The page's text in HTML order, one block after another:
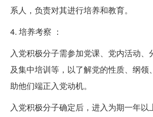
系人，负责对其进行培养和教育。
4. 培养考察 ：
入党积极分子需参加党课、党内活动、
及集中培训等，以了解党的性质、纲领
助他们端正入党动机。
入党积极分子确定后，进入为期一年以